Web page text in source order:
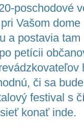
poschodové
Vašom dome
a postavia
petícii
či sa
festival s
konať inde.